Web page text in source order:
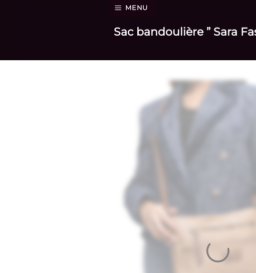
MENU
Sac bandoulière ” Sara